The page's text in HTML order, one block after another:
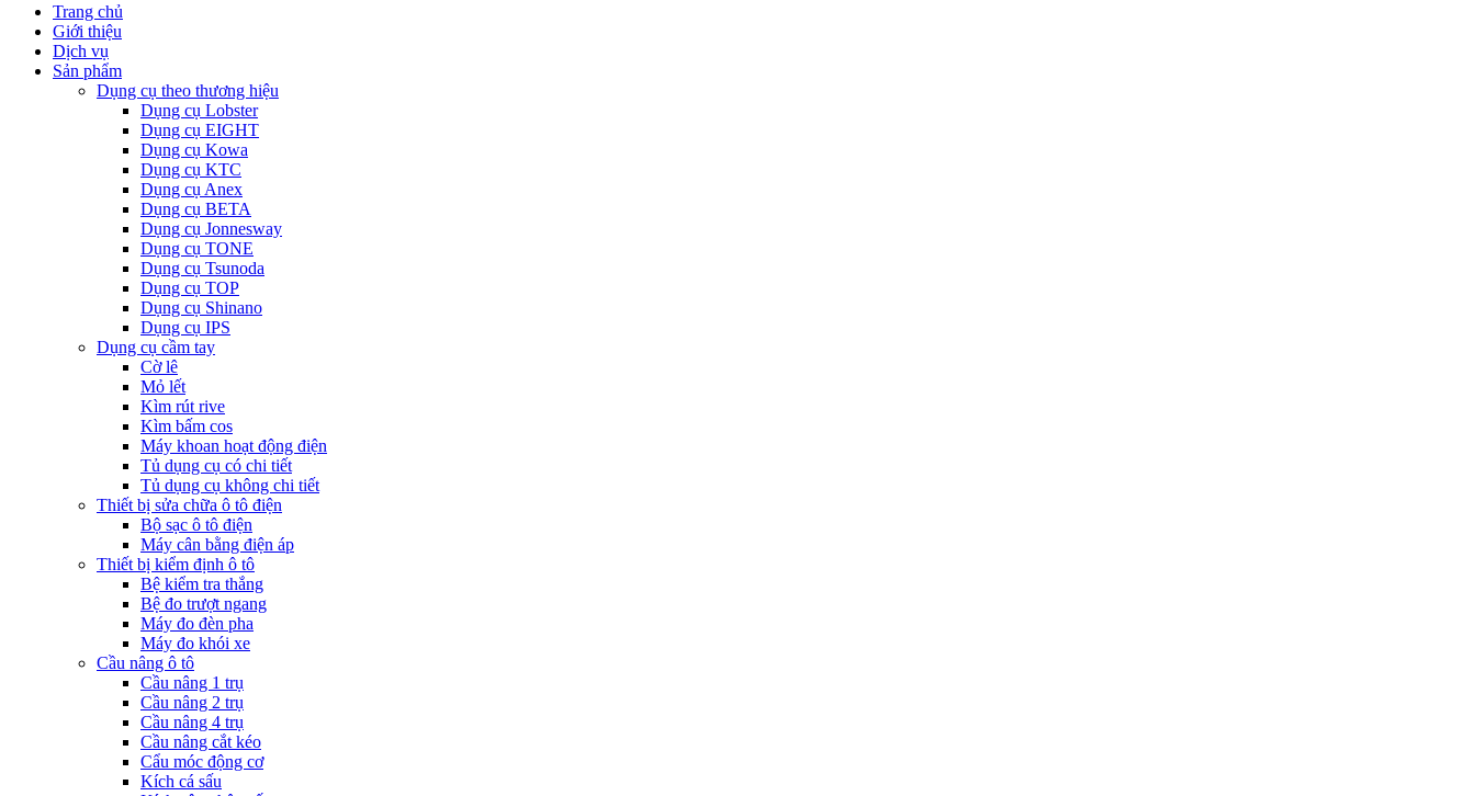
Trang chủ
Giới thiệu
Dịch vụ
Sản phẩm
Dụng cụ theo thương hiệu
Dụng cụ Lobster
Dụng cụ EIGHT
Dụng cụ Kowa
Dụng cụ KTC
Dụng cụ Anex
Dụng cụ BETA
Dụng cụ Jonnesway
Dụng cụ TONE
Dụng cụ Tsunoda
Dụng cụ TOP
Dụng cụ Shinano
Dụng cụ IPS
Dụng cụ cầm tay
Cờ lê
Mỏ lết
Kìm rút rive
Kìm bấm cos
Máy khoan hoạt động điện
Tủ dụng cụ có chi tiết
Tủ dụng cụ không chi tiết
Thiết bị sửa chữa ô tô điện
Bộ sạc ô tô điện
Máy cân bằng điện áp
Thiết bị kiểm định ô tô
Bệ kiểm tra thắng
Bệ đo trượt ngang
Máy đo đèn pha
Máy đo khói xe
Cầu nâng ô tô
Cầu nâng 1 trụ
Cầu nâng 2 trụ
Cầu nâng 4 trụ
Cầu nâng cắt kéo
Cẩu móc động cơ
Kích cá sấu